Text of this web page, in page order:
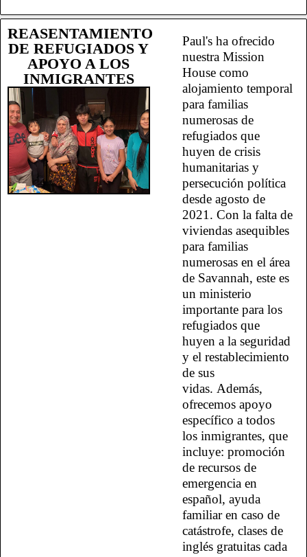
REASENTAMIENTO
DE REFUGIADOS Y
APOYO A LOS
INMIGRANTES
Paul's ha ofrecido
nuestra Mission
House como
alojamiento temporal
para familias
numerosas de
refugiados que
huyen de crisis
humanitarias y
persecución política
desde agosto de
2021. Con la falta de
viviendas asequibles
para familias
numerosas en el área
de Savannah, este es
un ministerio
importante para los
refugiados que
huyen a la seguridad
y el restablecimiento
de sus
vidas. Además,
ofrecemos apoyo
específico a todos
los inmigrantes, que
incluye: promoción
de recursos de
emergencia en
español, ayuda
familiar en caso de
catástrofe, clases de
inglés gratuitas cada